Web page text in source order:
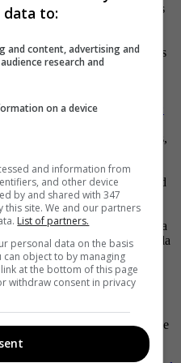
aplicar conocimientos técnicos
en ciertos aspectos, como
problemas o proporcionar
y la adaptabilidad requeridas
dominio de las habilidades
éticas y valores morales:
de los valores
trabajos, como los médicos,
políticos. Estas ocupaciones
análisis de información
perspectivas y la capacidad
decisiones. Aunque la IA
de datos, carece de la
éticos y la intuición necesaria
La responsabilidad y la
trabajos exigen la
áreas para las personas que
data to:
and content, advertising and
research and
on a device
and information from
and other device
by and shared with 347
this site. We and our partners
List of partners.
personal data on the basis
object to by managing
at the bottom of this page
withdraw consent in privacy